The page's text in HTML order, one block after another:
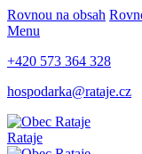
Rovnou na obsah
Menu
+420 573 364 328
hospodarka@rataje.cz
Rataje